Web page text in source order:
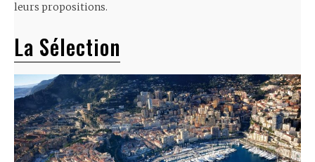
leurs propositions.
La Sélection